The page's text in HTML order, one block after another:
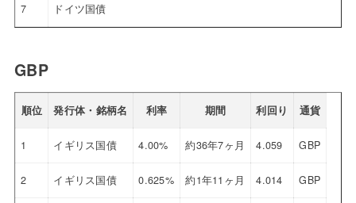
7 ドイツ国債
GBP
順位 発行体・銘柄名 利率 期間 利回り 通貨
1 イギリス国債 4.00% 約36年7ヶ月 4.059 GBP
2 イギリス国債 0.625% 約1年11ヶ月 4.014 GBP